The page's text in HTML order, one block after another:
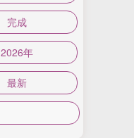
完成
2026年
最新